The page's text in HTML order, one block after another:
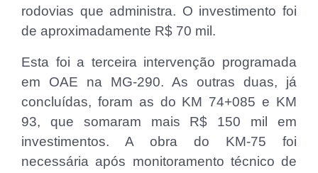
rodovias que administra. O investimento foi
de aproximadamente R$ 70 mil.
Esta foi a terceira intervenção programada
em OAE na MG-290. As outras duas, já
concluídas, foram as do KM 74+085 e KM
93, que somaram mais R$ 150 mil em
investimentos. A obra do KM-75 foi
necessária após monitoramento técnico de